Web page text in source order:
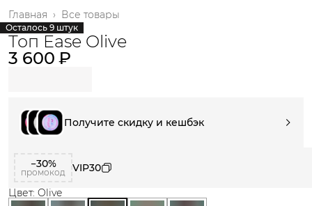
Все товары
Главная ›
Осталось 9 штук
Топ Ease Olive
3 600 ₽
Получите скидку и кешбэк
−30%
промокод
VIP30
Цвет: Olive